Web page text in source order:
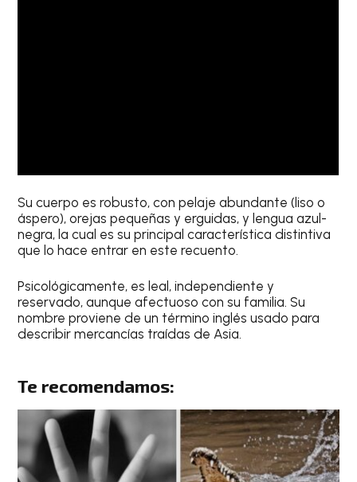
Su cuerpo es robusto, con pelaje abundante (liso o
áspero), orejas pequeñas y erguidas, y lengua azul-
negra, la cual es su principal característica distintiva
que lo hace entrar en este recuento.
Psicológicamente, es leal, independiente y
reservado, aunque afectuoso con su familia. Su
nombre proviene de un término inglés usado para
describir mercancías traídas de Asia.
Te recomendamos: